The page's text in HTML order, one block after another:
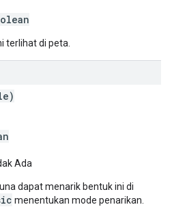
terlihat di peta.
Ada
dapat menarik bentuk ini di
menentukan mode penarikan.